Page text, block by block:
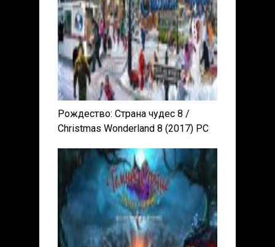
Рождество: Страна чудес 8 /
Christmas Wonderland 8 (2017) PC